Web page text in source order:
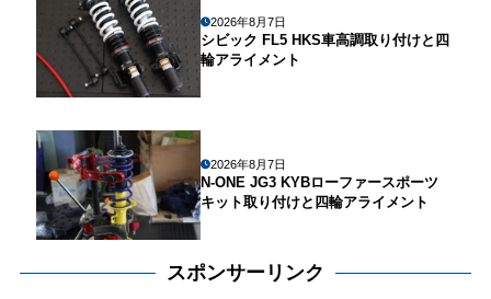
2026年8月7日
シビック FL5 HKS車高調取り付けと四
輪アライメント
2026年8月7日
N-ONE JG3 KYBローファースポーツ
キット取り付けと四輪アライメント
スポンサーリンク